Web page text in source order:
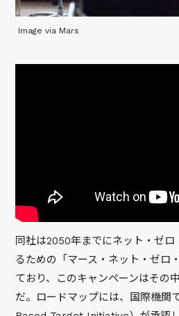
Image via Mars
同社は2050年までにネット・ゼ
るための「マース・ネット・ゼロ
ており、このキャンペーンはその
だ。ロードマップには、国際機関